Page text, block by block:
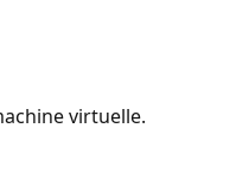
virtuelle.